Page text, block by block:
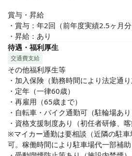
賞与・昇給
・賞与：年2回（前年度実績2.5ヶ月分
・昇給：あり
待遇・福利厚生
交通費支給
その他福利厚生等
・加入保険（勤務時間により法定通り
・定年（一律60歳）
・再雇用（65歳まで）
・自転車・バイク通勤可（駐輪場あり
・資格支援制度あり（初任者研修、喀
※マイカー通勤は要相談（近隣の駐
可。稼働時間により駐車場代一部補助